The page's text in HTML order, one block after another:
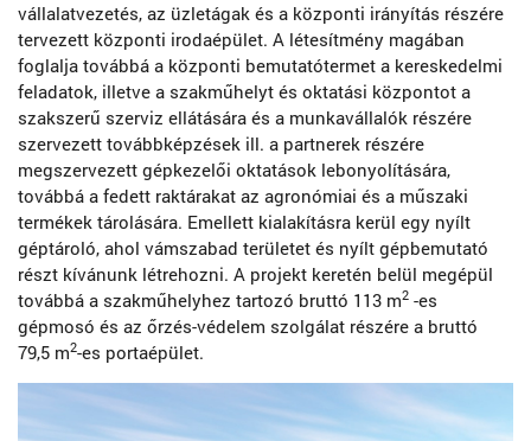
vállalatvezetés, az üzletágak és a központi irányítás részére
tervezett központi irodaépület. A létesítmény magában
foglalja továbbá a központi bemutatótermet a kereskedelmi
feladatok, illetve a szakműhelyt és oktatási központot a
szakszerű szerviz ellátására és a munkavállalók részére
szervezett továbbképzések ill. a partnerek részére
megszervezett gépkezelői oktatások lebonyolítására,
továbbá a fedett raktárakat az agronómiai és a műszaki
termékek tárolására. Emellett kialakításra kerül egy nyílt
géptároló, ahol vámszabad területet és nyílt gépbemutató
részt kívánunk létrehozni. A projekt keretén belül megépül
továbbá a szakműhelyhez tartozó bruttó 113 m2 -es
gépmosó és az őrzés-védelem szolgálat részére a bruttó
79,5 m2-es portaépület.